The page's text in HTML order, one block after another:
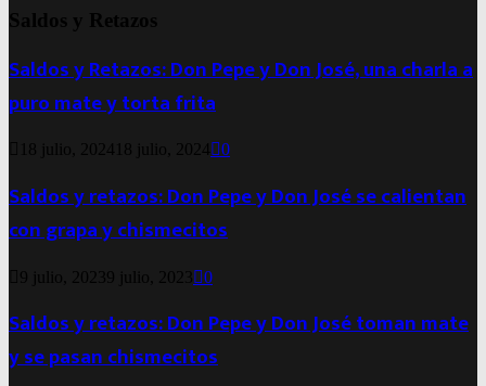
Saldos y Retazos
Saldos y Retazos: Don Pepe y Don José, una charla a
puro mate y torta frita
18 julio, 2024 18 julio, 2024 0
Saldos y retazos: Don Pepe y Don José se calientan
con grapa y chismecitos
9 julio, 20239 julio, 2023 0
Saldos y retazos: Don Pepe y Don José toman mate
y se pasan chismecitos